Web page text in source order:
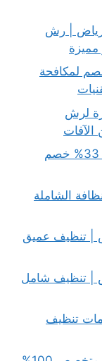
| رش
حشرات بالخرج بـ45% خصم لمكافحة
لرش
شركة تنظيف حي السليمانية بالرياض بـ 33% خصم
الشاملة
| تنظيف عميق
| تنظيف شامل
تنظيف